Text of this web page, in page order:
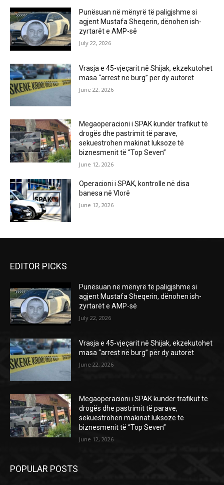
Punësuan në mënyrë të paligjshme si
agjent Mustafa Sheqerin, dënohen ish-
zyrtarët e AMP-së
July 22, 2026
Vrasja e 45-vjeçarit në Shijak, ekzekutohet
masa “arrest në burg” për dy autorët
June 22, 2026
Megaoperacioni i SPAK kundër trafikut të
drogës dhe pastrimit të parave,
sekuestrohen makinat luksoze të
biznesmenit të “Top Seven”
June 12, 2026
Operacioni i SPAK, kontrolle në disa
banesa në Vlorë
June 12, 2026
EDITOR PICKS
Punësuan në mënyrë të paligjshme si
agjent Mustafa Sheqerin, dënohen ish-
zyrtarët e AMP-së
July 22, 2026
Vrasja e 45-vjeçarit në Shijak, ekzekutohet
masa “arrest në burg” për dy autorët
June 22, 2026
Megaoperacioni i SPAK kundër trafikut të
drogës dhe pastrimit të parave,
sekuestrohen makinat luksoze të
biznesmenit të “Top Seven”
June 12, 2026
POPULAR POSTS